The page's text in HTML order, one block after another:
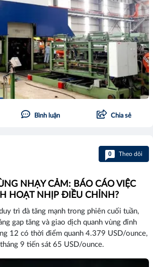
Bình luận Chia sẻ
0 Theo dõi
NHẠY CẢM: BÁO CÁO VIỆC
HOẠT NHỊP ĐIỀU CHỈNH?
trì đà tăng mạnh trong phiên cuối tuần,
gap tăng và giao dịch quanh vùng đỉnh
12 có thời điểm quanh 4.379 USD/ounce,
9 tiến sát 65 USD/ounce.